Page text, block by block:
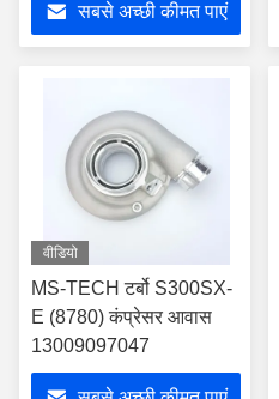
5459129सबसे अच्छी कीमत पाएं
वीडियो
MS-TECH टर्बो S300SX-
E (8780) कंप्रेसर आवास
13009097047